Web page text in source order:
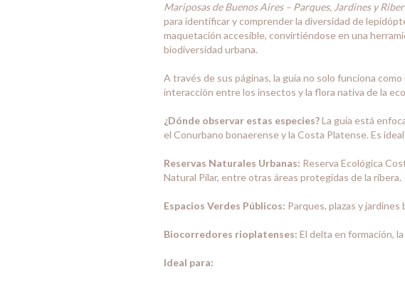
Mariposas de Buenos Aires – Parques, Jardines y
para identificar y comprender la diversidad de
maquetación accesible, convirtiéndose en una
biodiversidad urbana.
A través de sus páginas, la guía no solo funciona
interacción entre los insectos y la flora nativa de la
¿Dónde observar estas especies?La guía está
el Conurbano bonaerense y la Costa Platense. Es
Reservas Naturales Urbanas: Reserva Ecológica
Natural Pilar, entre otras áreas protegidas de la ribera.
Espacios Verdes Públicos: Parques, plazas y
Biocorredores rioplatenses: El delta en formación,
Ideal para: